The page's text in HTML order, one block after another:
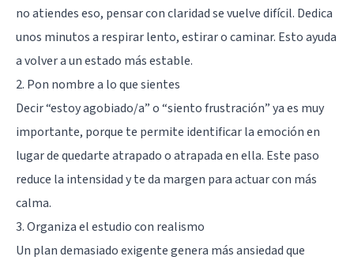
no atiendes eso, pensar con claridad se vuelve difícil. Dedica
unos minutos a respirar lento, estirar o caminar. Esto ayuda
a volver a un estado más estable.
2. Pon nombre a lo que sientes
Decir “estoy agobiado/a” o “siento frustración” ya es muy
importante, porque te permite identificar la emoción en
lugar de quedarte atrapado o atrapada en ella. Este paso
reduce la intensidad y te da margen para actuar con más
calma.
3. Organiza el estudio con realismo
Un plan demasiado exigente genera más ansiedad que